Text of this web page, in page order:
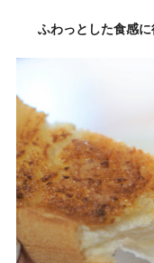
ふわっとした食感